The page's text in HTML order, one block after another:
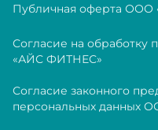
Публичная оферта
Согласие на обработку
«АЙС ФИТНЕС»
Согласие законного
персональных данных